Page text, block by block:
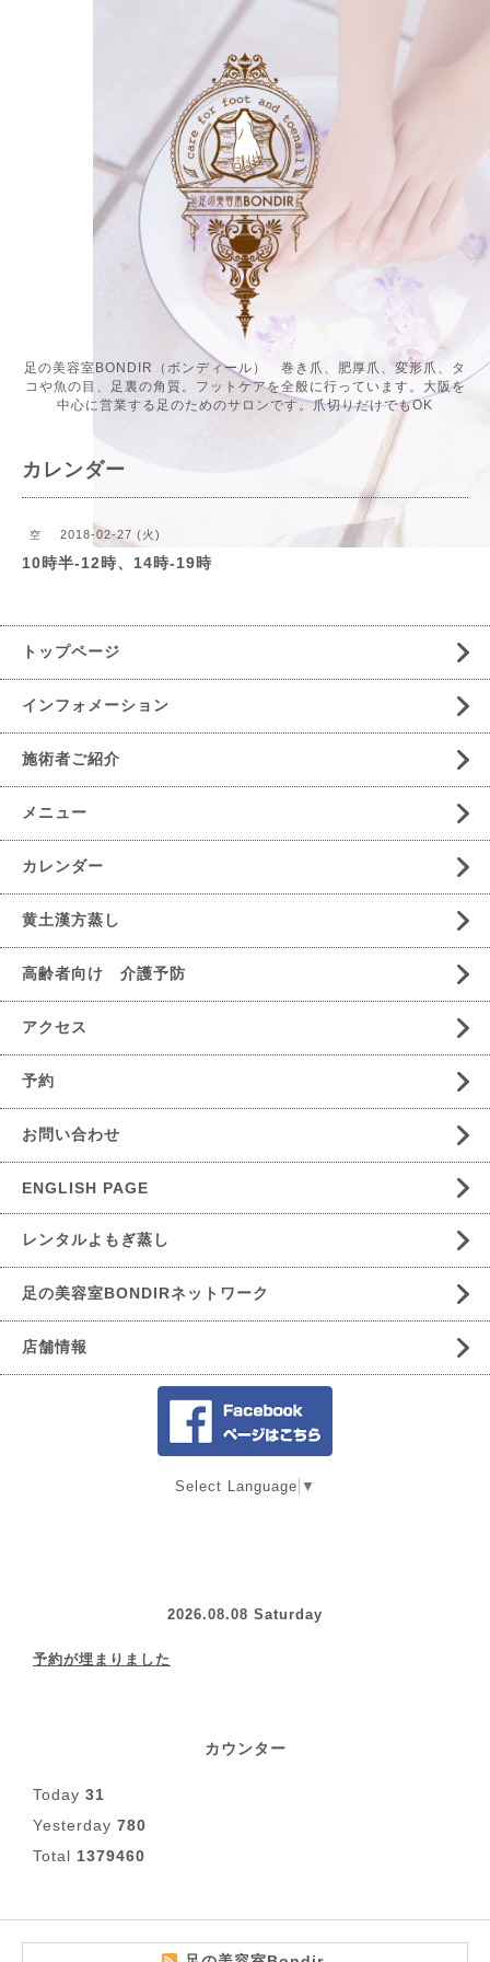
足の美容室BONDIR（ボンディール） 巻き爪、肥厚爪、変形爪、タ
コや魚の目、足裏の角質。フットケアを全般に行っています。大阪を
中心に営業する足のためのサロンです。爪切りだけでもOK
カレンダー
空 2018-02-27 (火)
10時半-12時、14時-19時
トップページ
インフォメーション
施術者ご紹介
メニュー
カレンダー
黄土漢方蒸し
高齢者向け 介護予防
アクセス
予約
お問い合わせ
ENGLISH PAGE
レンタルよもぎ蒸し
足の美容室BONDIRネットワーク
店舗情報
Select Language ▼
2026.08.08 Saturday
予約が埋まりました
カウンター
Today 31
Yesterday 780
Total 1379460